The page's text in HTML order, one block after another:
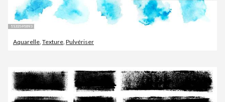
Aquarelle Texture Pulvériser